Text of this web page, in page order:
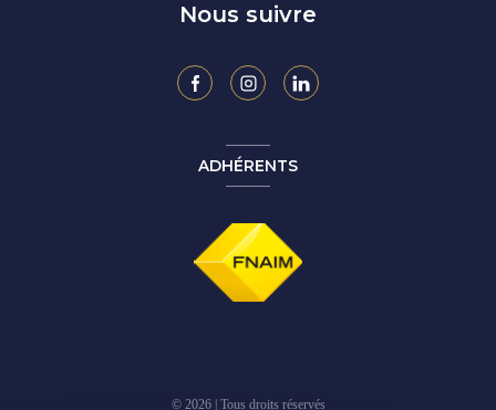
Nous suivre
ADHÉRENTS
© 2026 | Tous droits réservés